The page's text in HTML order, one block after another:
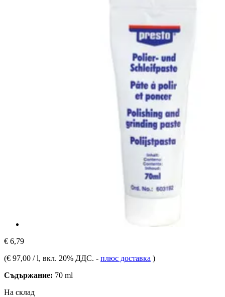
€ 6,79
(€ 97,00 / l, вкл. 20% ДДС. - плюс доставка )
Съдържание: 70 ml
На склад